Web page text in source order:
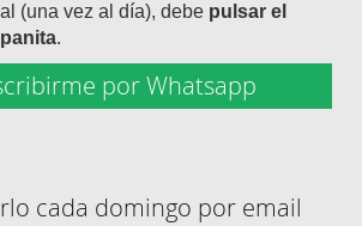
(una vez al día), debe pulsar el
.
por Whatsapp
cada domingo por email